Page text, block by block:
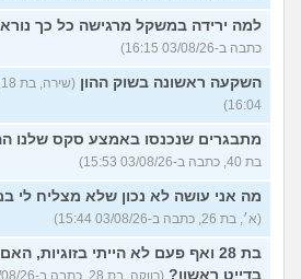
למה ירידה במשקל מרגישה כל כך
כתבה ב-03/08/26 16:15)
השקעה ראשונה בשוק ההון
16:04)
מתבגרים שנכנסו באמצע סקס שלנו
בת 40, כתבה ב-03/08/26 15:53)
מה אני עושה לא נכון שלא מצליח לי
(א׳, בת 26, כתבה ב-03/08/26 15:44)
בת 28 ואף פעם לא הייתי בזוגיות,
בדייט ראשון? (רווקה, בת 28, כתבה ב-03/08/26 15:23)